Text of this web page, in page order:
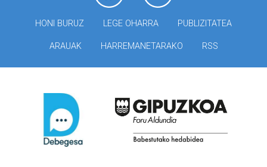
HONI BURUZ LEGE OHARRA PUBLIZITATEA
ARAUAK HARREMANETARAKO RSS